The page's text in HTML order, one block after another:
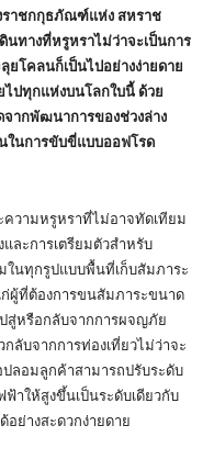
ราชกกุธภัณฑ์แห่ง สหราช
นทางที่หรูหราไม่ว่าจะเป็นการ
ยโคลนก็เป็นไปอย่างง่ายดาย
ปทุกแห่งบนโลกใบนี้ ด้วย
จากพัฒนาการของช่วงล่าง
ในการขับขี่แบบออฟโรด
ความหรูหราที่ไม่อาจทัดเทียม
ละการเตรียมตัวสำหรับ
ในทุกรูปแบบพื้นที่เก็บสัมภาระ
ก่ผู้ที่ต้องการขนสัมภาระขนาด
สู่หรือกลับจากการผจญภัย
ลับจากการท่องเที่ยวไม่ว่าจะ
ลอมลูกค้าสามารถปรับระดับ
าให้สูงขึ้นเป็นระดับเดียวกับ
อย่างสะดวกง่ายดาย